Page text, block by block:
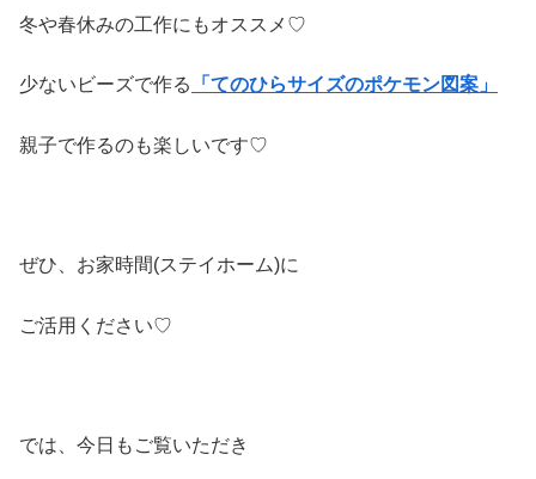
冬や春休みの工作にもオススメ♡
少ないビーズで作る 「てのひらサイズのポケモン図案」
親子で作るのも楽しいです♡
ぜひ、お家時間(ステイホーム)に
ご活用ください♡
では、今日もご覧いただき